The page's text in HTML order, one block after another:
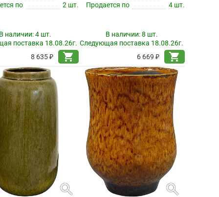
по
2 шт.
наличии:4 шт.
поставка 18.08.26г.
8 635 ₽
shopping_cart
Продается по
4 шт.
В наличии:8 шт.
Следующая поставка 18.08.26г.
6 669 ₽
shopping_cart
search search